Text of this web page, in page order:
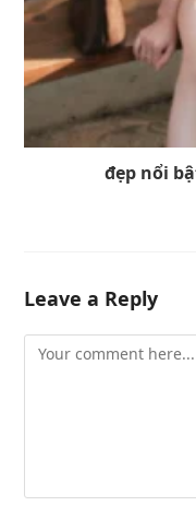
đẹp nổi
Leave a Reply